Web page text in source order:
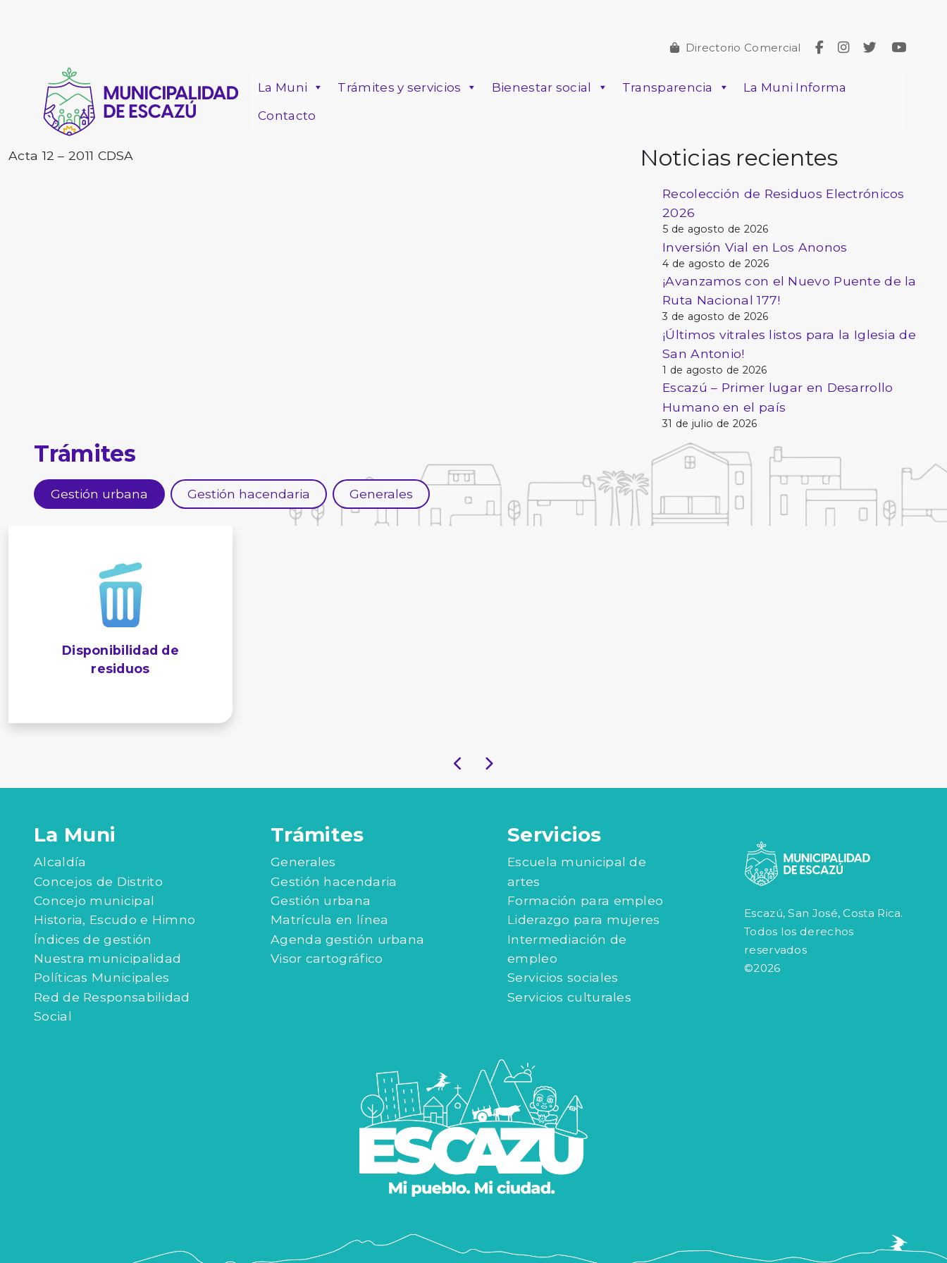
Directorio Comercial
La Muni Trámites y servicios Bienestar social Transparencia
La Muni Informa
Contacto
Acta 12 – 2011 CDSA Noticias recientes
Recolección de Residuos Electrónicos
2026
5 de agosto de 2026
Inversión Vial en Los Anonos
4 de agosto de 2026
¡Avanzamos con el Nuevo Puente de la
Ruta Nacional 177!
3 de agosto de 2026
¡Últimos vitrales listos para la Iglesia de
San Antonio!
1 de agosto de 2026
Escazú – Primer lugar en Desarrollo
Humano en el país
31 de julio de 2026
Trámites
Gestión urbana Gestión hacendaria Generales
Disponibilidad de
residuos
La Muni
Alcaldía
Concejos de Distrito
Concejo municipal
Historia, Escudo e Himno
Índices de gestión
Nuestra municipalidad
Políticas Municipales
Red de Responsabilidad
Social
Trámites
Generales
Gestión hacendaria
Gestión urbana
Matrícula en línea
Agenda gestión urbana
Visor cartográfico
Servicios
Escuela municipal de
artes
Formación para empleo
Liderazgo para mujeres
Intermediación de
empleo
Servicios sociales
Servicios culturales
Escazú, San José, Costa Rica.
Todos los derechos
reservados
©2026